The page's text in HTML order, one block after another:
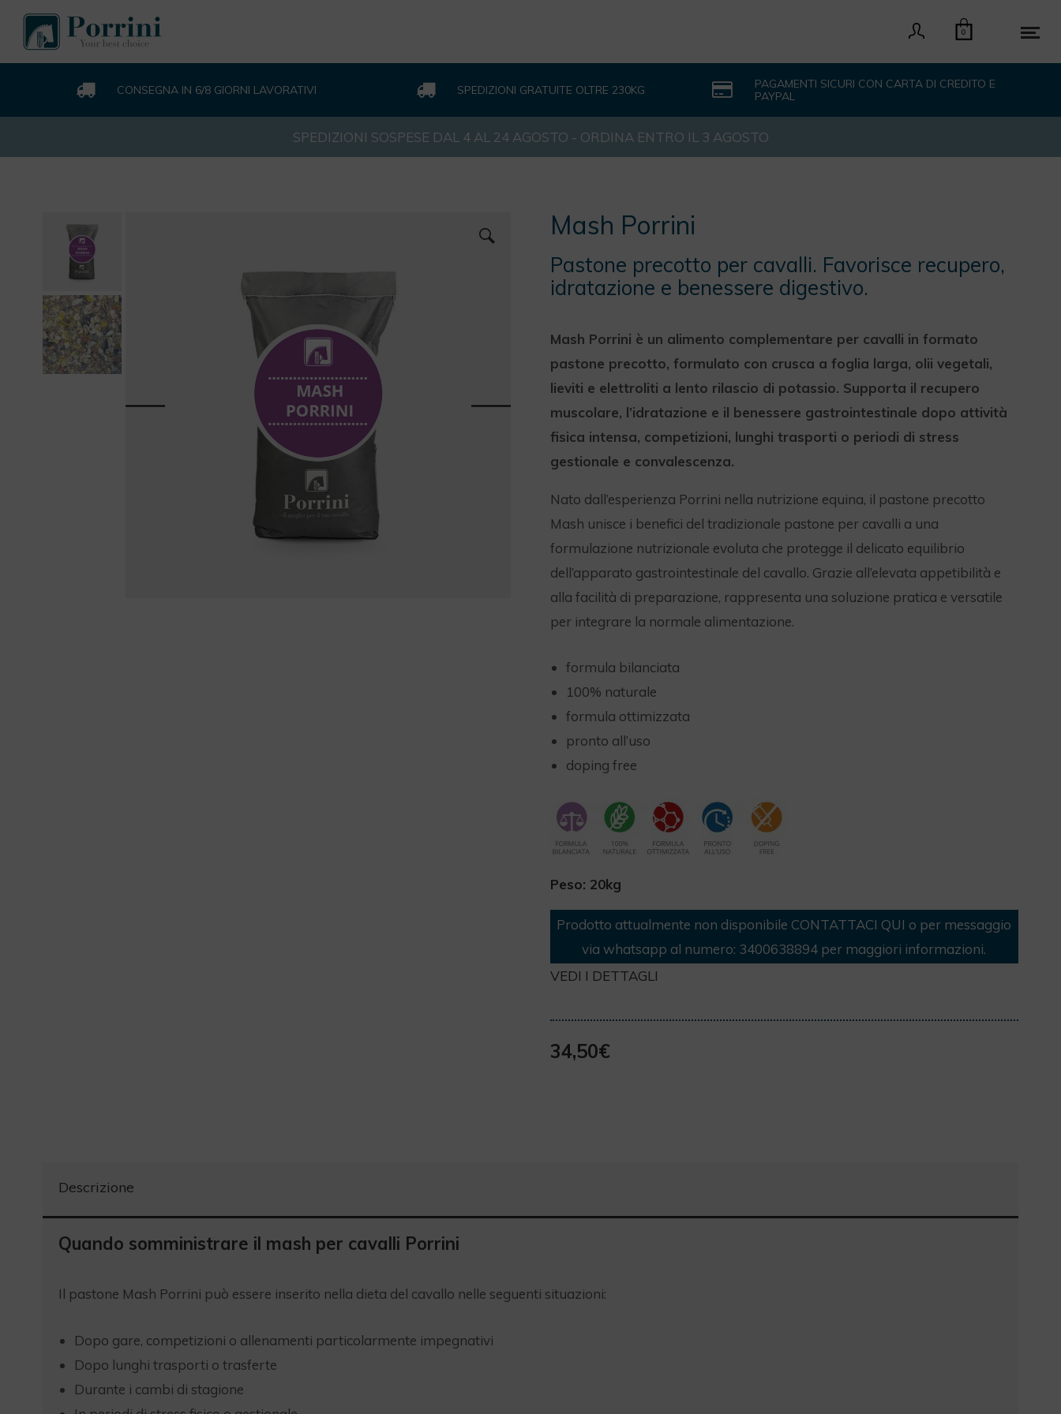
0
CONSEGNA IN 6/8 GIORNI LAVORATIVI SPEDIZIONI GRATUITE OLTRE 230KG
PAGAMENTI SICURI CON CARTA DI CREDITO E
PAYPAL
SPEDIZIONI SOSPESE DAL 4 AL 24 AGOSTO - ORDINA ENTRO IL 3 AGOSTO
Mash Porrini
Pastone precotto per cavalli. Favorisce recupero,
idratazione e benessere digestivo.
Mash Porrini è un alimento complementare per cavalli in formato
pastone precotto, formulato con crusca a foglia larga, olii vegetali,
lieviti e elettroliti a lento rilascio di potassio. Supporta il recupero
muscolare, l’idratazione e il benessere gastrointestinale dopo attività
fisica intensa, competizioni, lunghi trasporti o periodi di stress
gestionale e convalescenza.
Nato dall’esperienza Porrini nella nutrizione equina, il pastone precotto
Mash unisce i benefici del tradizionale pastone per cavalli a una
formulazione nutrizionale evoluta che protegge il delicato equilibrio
dell’apparato gastrointestinale del cavallo. Grazie all’elevata appetibilità e
alla facilità di preparazione, rappresenta una soluzione pratica e versatile
per integrare la normale alimentazione.
formula bilanciata
100% naturale
formula ottimizzata
pronto all’uso
doping free
Peso: 20kg
Prodotto attualmente non disponibile CONTATTACI QUI o per messaggio
via whatsapp al numero: 3400638894 per maggiori informazioni.
VEDI I DETTAGLI
34,50€
Descrizione
Quando somministrare il mash per cavalli Porrini
Il pastone Mash Porrini può essere inserito nella dieta del cavallo nelle seguenti situazioni:
Dopo gare, competizioni o allenamenti particolarmente impegnativi
Dopo lunghi trasporti o trasferte
Durante i cambi di stagione